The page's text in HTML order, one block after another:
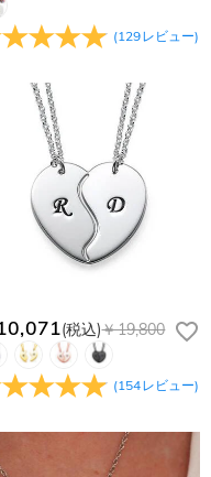
(129レビュー)
(税込)￥19,800
(154レビュー)